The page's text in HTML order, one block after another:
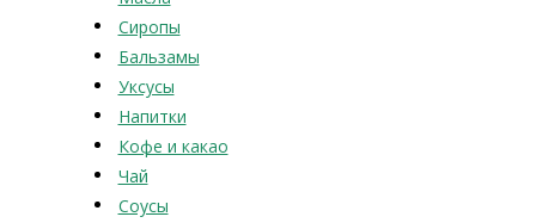
Сиропы
Бальзамы
Уксусы
Напитки
Кофе и какао
Чай
Соусы